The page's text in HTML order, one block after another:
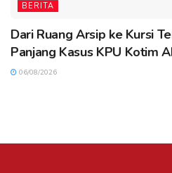
BERITA
Dari Ruang Arsip ke Kursi
Panjang Kasus KPU Kotim
06/08/2026